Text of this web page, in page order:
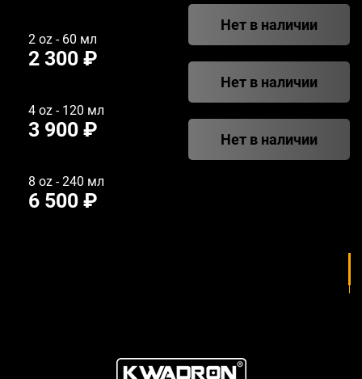
2 oz - 60 мл
2 300 ₽
4 oz - 120 мл
3 900 ₽
8 oz - 240 мл
6 500 ₽
Нет в наличии
Нет в наличии
Нет в наличии